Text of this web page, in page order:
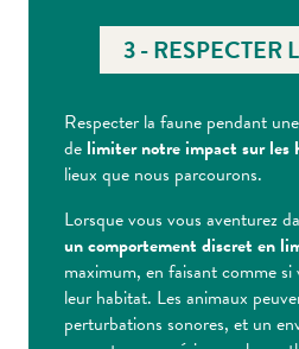
3 - RESPECTER
Respecter la faune pendant
de limiter notre impact sur les
lieux que nous parcourons.
Lorsque vous vous aventurez
un comportement discret en
maximum, en faisant comme si
leur habitat. Les animaux
perturbations sonores, et un